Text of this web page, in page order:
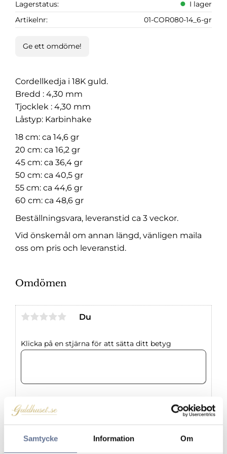
Samtycke Information Om
Lagerstatus
I lager
Artikelnr
01-COR080-14_6-gr
Ge ett omdöme!
Cordellkedja i 18K guld.
Bredd : 4,30 mm
Tjocklek : 4,30 mm
Låstyp: Karbinhake
18 cm: ca 14,6 gr
20 cm: ca 16,2 gr
45 cm: ca 36,4 gr
50 cm: ca 40,5 gr
55 cm: ca 44,6 gr
60 cm: ca 48,6 gr
Beställningsvara, leveranstid ca 3 veckor.
Vid önskemål om annan längd, vänligen maila
oss om pris och leveranstid.
Omdömen
Du
Klicka på en stjärna för att sätta ditt betyg